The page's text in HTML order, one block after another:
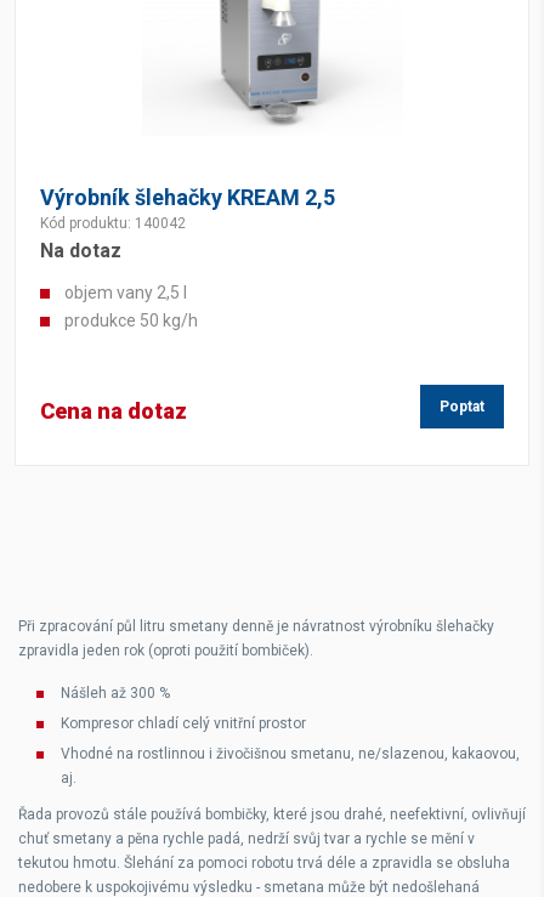
Výrobník šlehačky KREAM 2,5
Kód produktu: 140042
Na dotaz
objem vany 2,5 l
produkce 50 kg/h
Cena na dotaz Poptat
Při zpracování půl litru smetany denně je návratnost výrobníku šlehačky
zpravidla jeden rok (oproti použití bombiček).
Nášleh až 300 %
Kompresor chladí celý vnitřní prostor
Vhodné na rostlinnou i živočišnou smetanu, ne/slazenou, kakaovou,
aj.
Řada provozů stále používá bombičky, které jsou drahé, neefektivní, ovlivňují
chuť smetany a pěna rychle padá, nedrží svůj tvar a rychle se mění v
tekutou hmotu. Šlehání za pomoci robotu trvá déle a zpravidla se obsluha
nedobere k uspokojivému výsledku - smetana může být nedošlehaná